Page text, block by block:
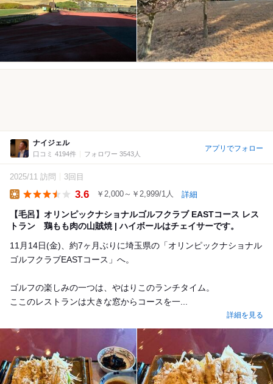
ナイジェル
口コミ 4194件 フォロワー 3543人
アプリでフォロー
2025/11 訪問 3回目
3.6 ￥2,000～￥2,999/1人 詳細
【毛呂】オリンピックナショナルゴルフクラブ EASTコース レス
トラン 鶏もも肉の山賊焼 | ハイボールはチェイサーです。
11月14日(金)、約7ヶ月ぶりに埼玉県の「オリンピックナショナル
ゴルフクラブEASTコース」へ。
ゴルフの楽しみの一つは、やはりこのランチタイム。
ここのレストランは大きな窓からコースを一...
詳細を見る